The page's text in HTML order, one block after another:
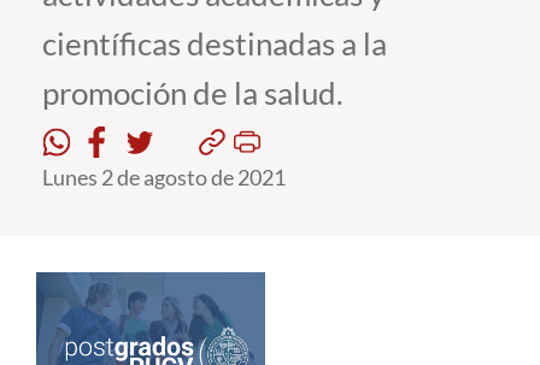
Estudiantes
Académicos
Funcionarios
Alumni
científicas destinadas a la
promoción de la salud.
Lunes 2 de agosto de 2021